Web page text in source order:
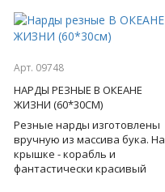
Арт. 09748
НАРДЫ РЕЗНЫЕ В ОКЕАНЕ
ЖИЗНИ (60*30СМ)
Резные нарды изготовлены
вручную из массива бука. На
крышке - корабль и
фантастически красивый